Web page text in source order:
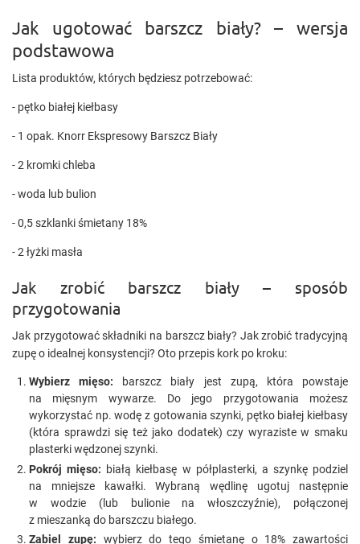
Jak ugotować barszcz biały? – wersja
podstawowa
Lista produktów, których będziesz potrzebować:
- pętko białej kiełbasy
- 1 opak. Knorr Ekspresowy Barszcz Biały
- 2 kromki chleba
- woda lub bulion
- 0,5 szklanki śmietany 18%
- 2 łyżki masła
Jak zrobić barszcz biały – sposób
przygotowania
Jak przygotować składniki na barszcz biały? Jak zrobić tradycyjną
zupę o idealnej konsystencji? Oto przepis kork po kroku:
Wybierz mięso: barszcz biały jest zupą, która powstaje
na mięsnym wywarze. Do jego przygotowania możesz
wykorzystać np. wodę z gotowania szynki, pętko białej kiełbasy
(która sprawdzi się też jako dodatek) czy wyraziste w smaku
plasterki wędzonej szynki.
Pokrój mięso: białą kiełbasę w półplasterki, a szynkę podziel
na mniejsze kawałki. Wybraną wędlinę ugotuj następnie
w wodzie (lub bulionie na włoszczyźnie), połączonej
z mieszanką do barszczu białego.
Zabiel zupę: wybierz do tego śmietanę o 18% zawartości